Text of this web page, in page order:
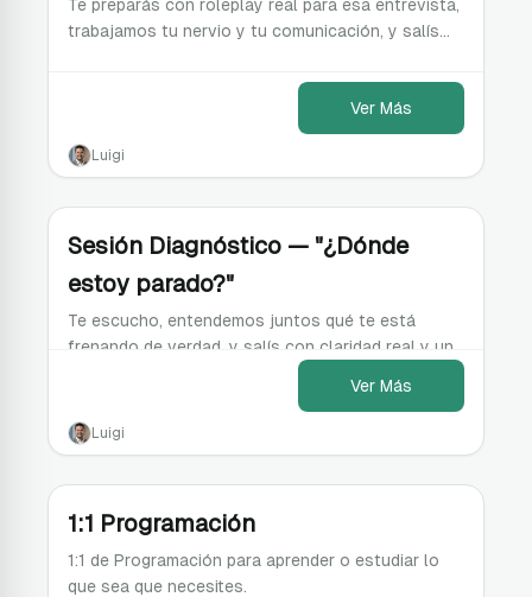
Te preparás con roleplay real para esa entrevista,
trabajamos tu nervio y tu comunicación, y salís
Ver Más
Luigi
Sesión Diagnóstico — "¿Dónde
estoy parado?"
Te escucho, entendemos juntos qué te está
frenando de verdad, y salís con claridad real y un
plan escrito para tu siguiente paso.
Ver Más
Luigi
1:1 Programación
1:1 de Programación para aprender o estudiar lo
que sea que necesites.